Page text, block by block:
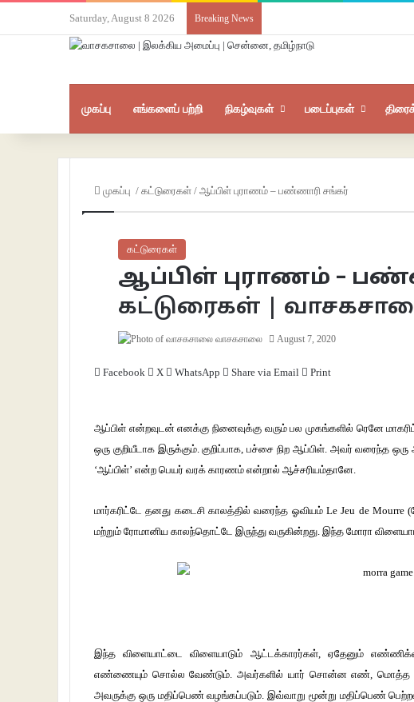
Saturday, August 8 2026 Breaking News
முகப்பு எங்களைப் பற்றி நிகழ்வுகள் படைப்புகள்
முகப்பு / கட்டுரைகள் / ஆப்பிள் புராணம் – பண்ணாரி சங்கர்
கட்டுரைகள்
ஆப்பிள் புராணம் –
கட்டுரைகள் |
வாசகசாலை August 7, 2020
Facebook X WhatsApp Share via Email Print
ஆப்பிள் என்றவுடன் எனக்கு நினைவுக்கு வரும் பல முகங்களில் ரெனே
ஒரு குறியீடாக இருக்கும். குறிப்பாக, பச்சை நிற ஆப்பிள். அவர் வரைந்த
‘ஆப்பிள்’ என்ற பெயர் வரக் காரணம் என்றால் ஆச்சரியம்தானே.
மார்கரிட்டே தனது கடைசி காலத்தில் வரைந்த ஓவியம் Le Jeu de
மற்றும் ரோமானிய காலந்தொட்டே இருந்து வருகின்றது. இந்த மோரா
இந்த விளையாட்டை விளையாடும் ஆட்டக்காரர்கள், ஏதேனும்
எண்ணையும் சொல்ல வேண்டும். அவர்களில் யார் சொன்ன எண், மொத்த
அவருக்கு ஒரு மதிப்பெண் வழங்கப்படும். இவ்வாறு மூன்று மதிப்பெண்